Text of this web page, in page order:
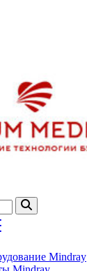
Mindray